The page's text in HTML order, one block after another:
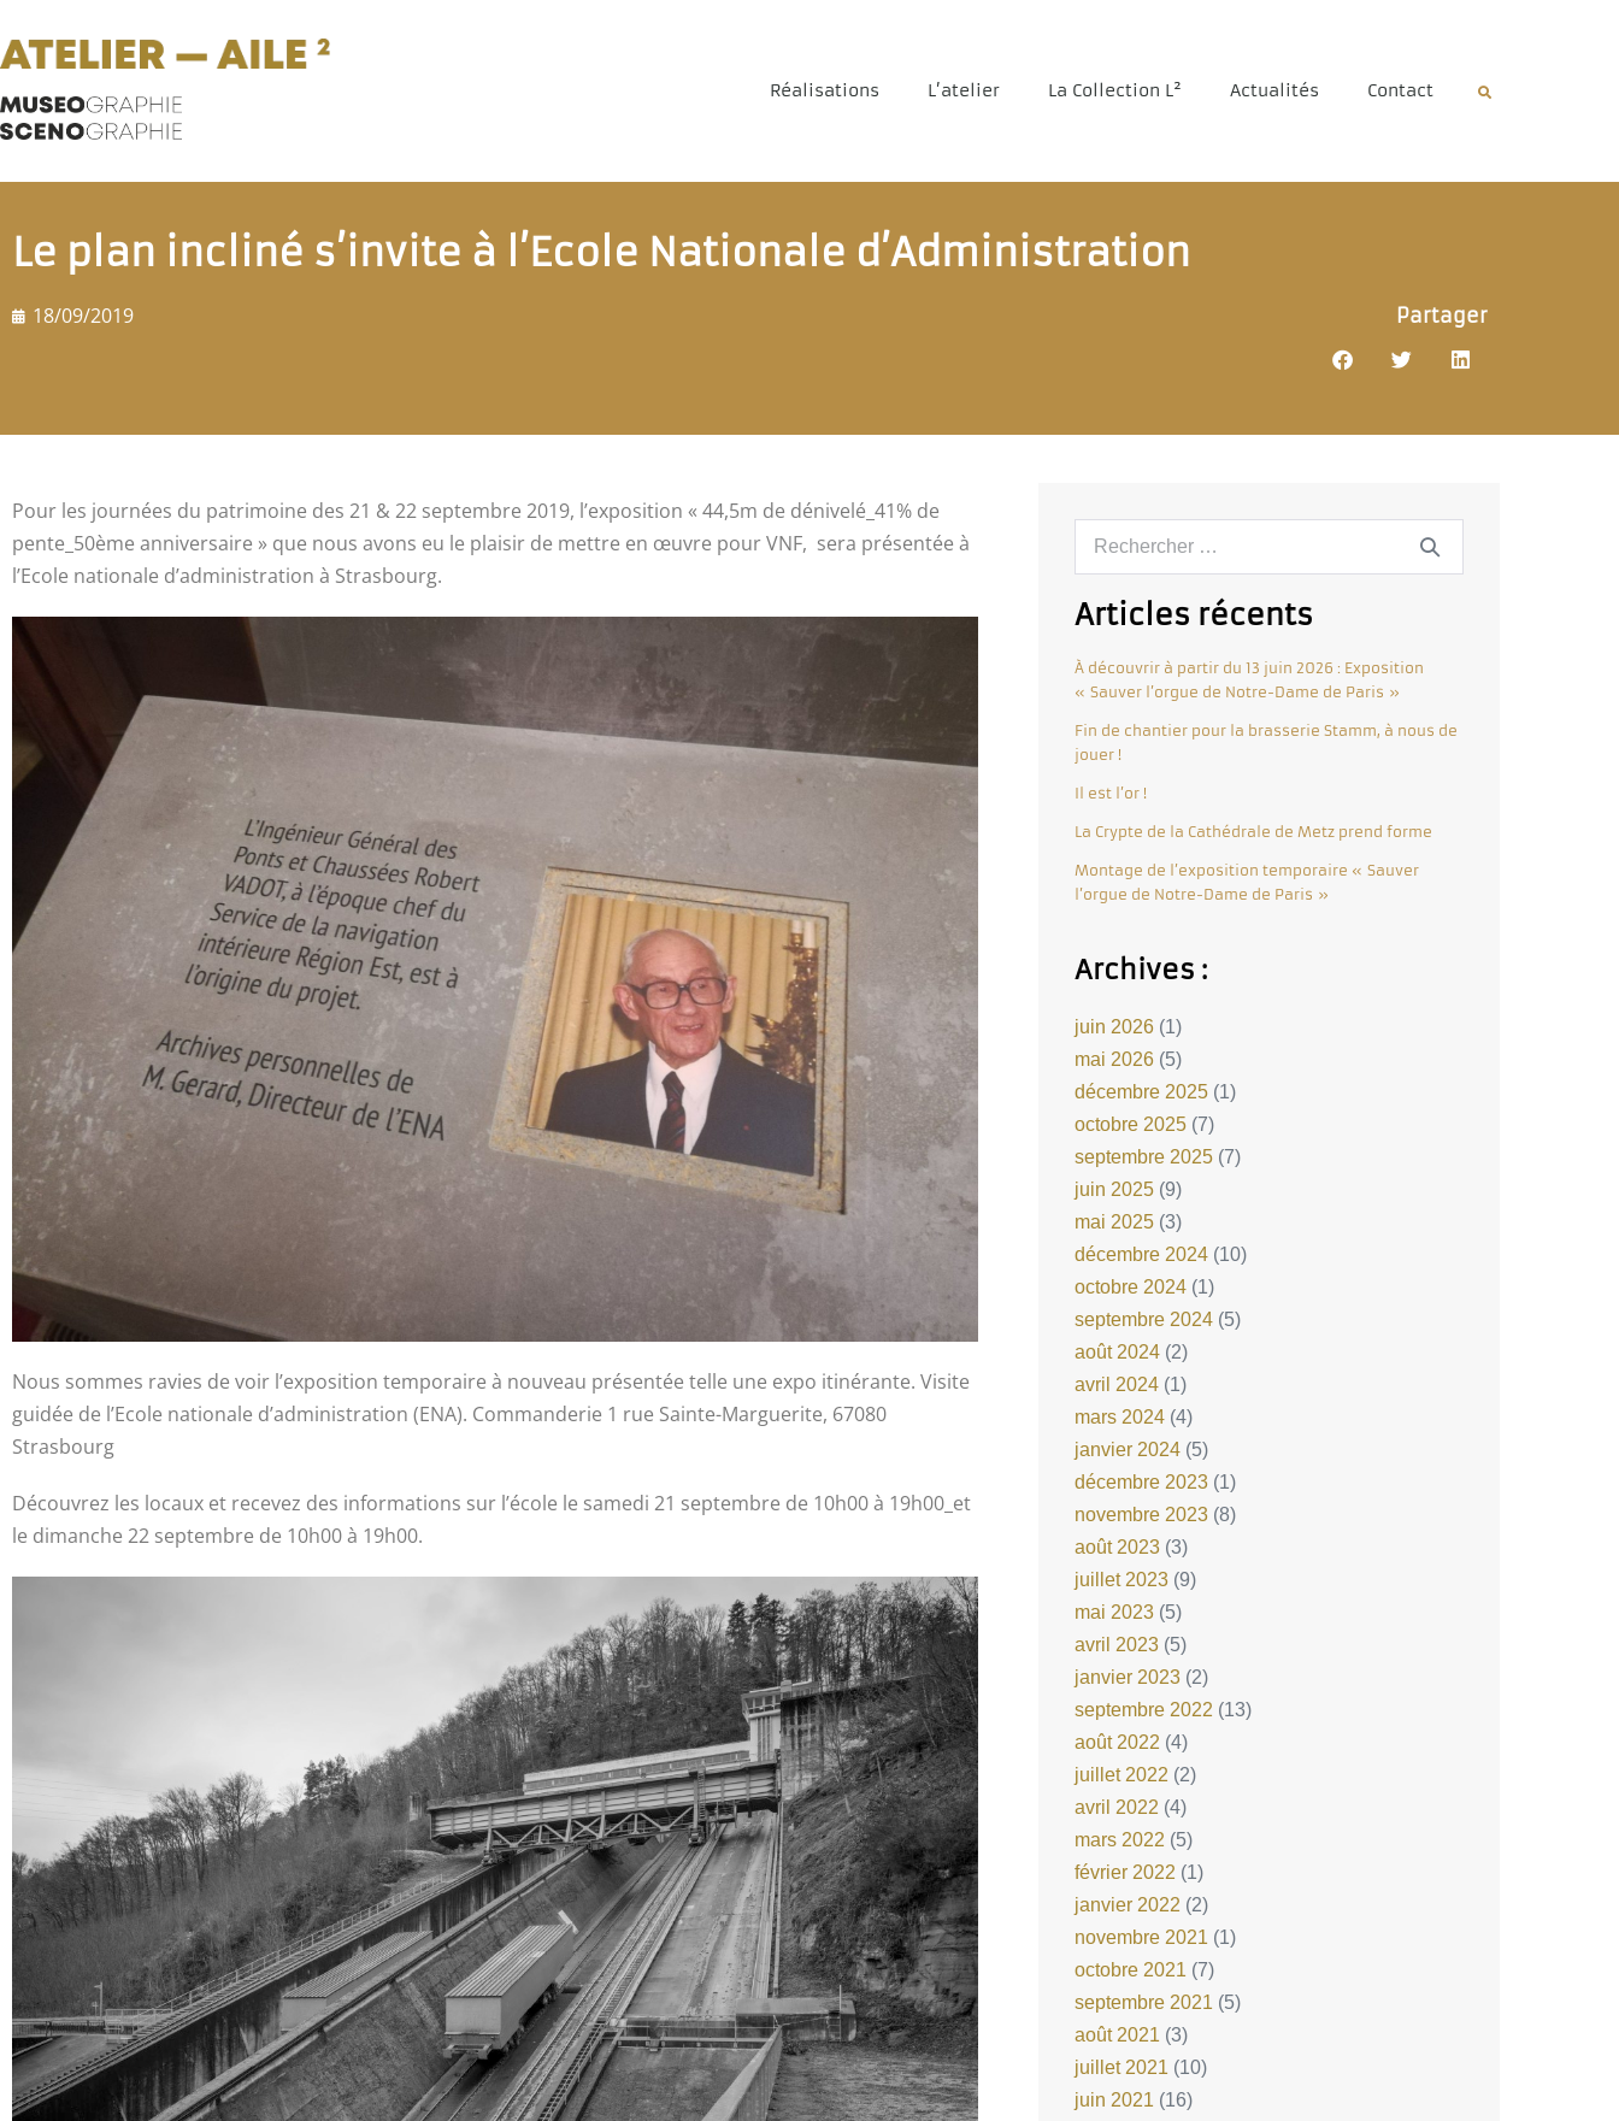
Réalisations L’atelier La Collection L² Actualités Contact
Le plan incliné s’invite à l’Ecole Nationale d’Administration
18/09/2019 Partager
Pour les journées du patrimoine des 21 & 22 septembre 2019, l’exposition « 44,5m de dénivelé_41% de
pente_50ème anniversaire » que nous avons eu le plaisir de mettre en œuvre pour VNF, sera présentée à
l’Ecole nationale d’administration à Strasbourg.
Nous sommes ravies de voir l’exposition temporaire à nouveau présentée telle une expo itinérante. Visite
guidée de l’Ecole nationale d’administration (ENA). Commanderie 1 rue Sainte-Marguerite, 67080
Strasbourg
Découvrez les locaux et recevez des informations sur l’école le samedi 21 septembre de 10h00 à 19h00_et
le dimanche 22 septembre de 10h00 à 19h00.
Articles récents
À découvrir à partir du 13 juin 2026 : Exposition
« Sauver l’orgue de Notre-Dame de Paris »
Fin de chantier pour la brasserie Stamm, à nous de
jouer !
Il est l’or !
La Crypte de la Cathédrale de Metz prend forme
Montage de l’exposition temporaire « Sauver
l’orgue de Notre-Dame de Paris »
Archives :
juin 2026(1)
mai 2026(5)
décembre 2025(1)
octobre 2025(7)
septembre 2025(7)
juin 2025(9)
mai 2025(3)
décembre 2024(10)
octobre 2024(1)
septembre 2024(5)
août 2024(2)
avril 2024(1)
mars 2024(4)
janvier 2024(5)
décembre 2023(1)
novembre 2023(8)
août 2023(3)
juillet 2023(9)
mai 2023(5)
avril 2023(5)
janvier 2023(2)
septembre 2022 (13)
août 2022 (4)
juillet 2022 (2)
avril 2022 (4)
mars 2022 (5)
février 2022 (1)
janvier 2022 (2)
novembre 2021(1)
octobre 2021(7)
septembre 2021(5)
août 2021(3)
juillet 2021(10)
juin 2021(16)